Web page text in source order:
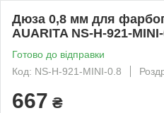
Дюза 0,8 мм для
AUARITA NS-H-921-
Готово до відправки
Код: NS-H-921-MINI-0.8
667 ₴